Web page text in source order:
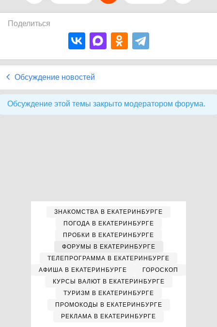
Поделиться
Обсуждение новостей
Обсуждение этой темы закрыто модератором форума.
ЗНАКОМСТВА В ЕКАТЕРИНБУРГЕ
ПОГОДА В ЕКАТЕРИНБУРГЕ
ПРОБКИ В ЕКАТЕРИНБУРГЕ
ФОРУМЫ В ЕКАТЕРИНБУРГЕ
ТЕЛЕПРОГРАММА В ЕКАТЕРИНБУРГЕ
АФИША В ЕКАТЕРИНБУРГЕ
ГОРОСКОП
КУРСЫ ВАЛЮТ В ЕКАТЕРИНБУРГЕ
ТУРИЗМ В ЕКАТЕРИНБУРГЕ
ПРОМОКОДЫ В ЕКАТЕРИНБУРГЕ
РЕКЛАМА В ЕКАТЕРИНБУРГЕ